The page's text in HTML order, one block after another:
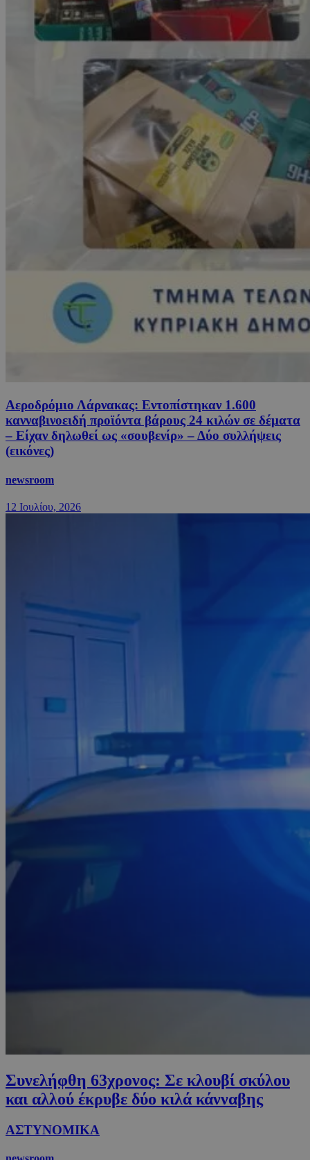
Αεροδρόμιο Λάρνακας: Εντοπίστηκαν 1.600
κανναβινοειδή προϊόντα βάρους 24 κιλών σε δέματα
– Είχαν δηλωθεί ως «σουβενίρ» – Δύο συλλήψεις
(εικόνες)
newsroom
12 Ιουλίου, 2026
Συνελήφθη 63χρονος: Σε κλουβί σκύλου
και αλλού έκρυβε δύο κιλά κάνναβης
ΑΣΤΥΝΟΜΙΚΑ